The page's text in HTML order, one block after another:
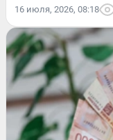
16 июля, 2026, 08:18